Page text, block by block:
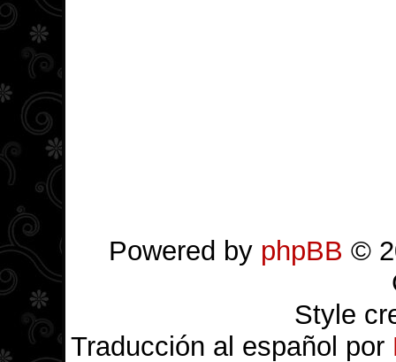
Powered by phpBB ©
Style
Traducción al español por